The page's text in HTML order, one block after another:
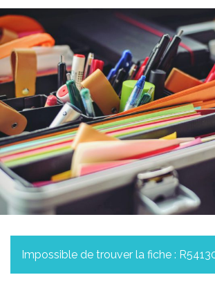
Impossible de trouver la fiche :